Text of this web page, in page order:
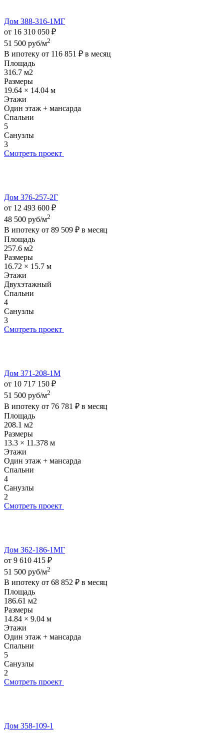
Дом 388-316-1МГ
от 16 310 050 ₽
51 500 руб/м2
В ипотеку от 116 851 ₽ в месяц
Площадь
316.7 м2
Размеры
19.64 × 14.04 м
Этажи
Один этаж + мансарда
Спальни
5
Санузлы
3
Смотреть проект
Дом 376-257-2Г
от 12 493 600 ₽
48 500 руб/м2
В ипотеку от 89 509 ₽ в месяц
Площадь
257.6 м2
Размеры
16.72 × 15.7 м
Этажи
Двухэтажный
Спальни
4
Санузлы
3
Смотреть проект
Дом 371-208-1М
от 10 717 150 ₽
51 500 руб/м2
В ипотеку от 76 781 ₽ в месяц
Площадь
208.1 м2
Размеры
13.3 × 11.378 м
Этажи
Один этаж + мансарда
Спальни
4
Санузлы
2
Смотреть проект
Дом 362-186-1МГ
от 9 610 415 ₽
51 500 руб/м2
В ипотеку от 68 852 ₽ в месяц
Площадь
186.61 м2
Размеры
14.84 × 9.04 м
Этажи
Один этаж + мансарда
Спальни
5
Санузлы
2
Смотреть проект
Дом 358-109-1